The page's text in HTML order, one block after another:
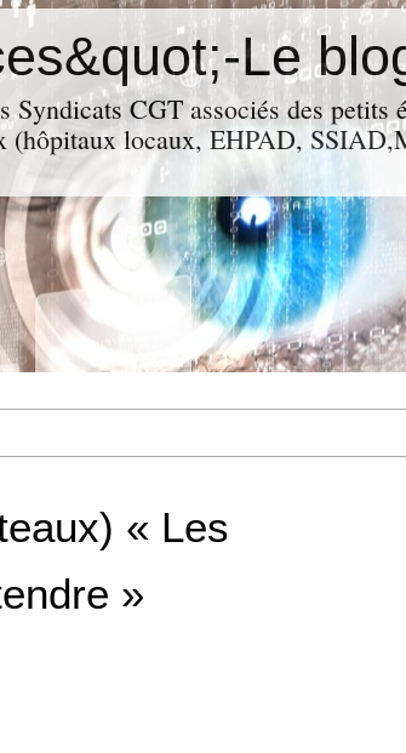
CGT associés des petits
(hôpitaux locaux, EHPAD,
« Les
»